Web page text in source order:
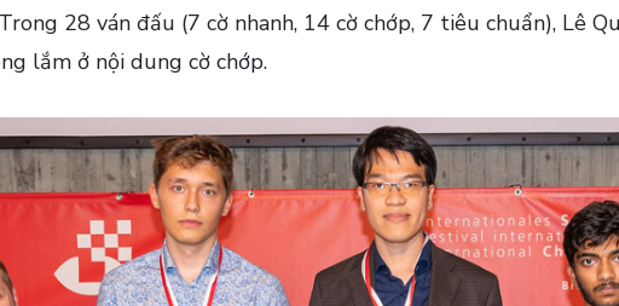
28 ván đấu (7 cờ nhanh, 14 cờ chớp, 7 tiêu chuẩn), Lê
lắm ở nội dung cờ chớp.